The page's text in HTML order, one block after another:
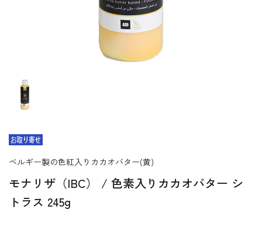
モナリザ（IBC） / 色素入りカカオバター シ
トラス 245g
ベルギー製の色紅入りカカオバター(黄)